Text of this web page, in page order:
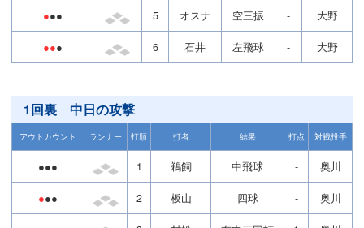
●●● 5 オスナ 空三振 - 大野
●●● 6 石井 左飛球 - 大野
1回裏 中日の攻撃
アウトカウント ランナー 打順 打者 結果 打点 対戦投手
●●● 1 鵜飼 中飛球 - 奥川
●●● 2 板山 四球 - 奥川